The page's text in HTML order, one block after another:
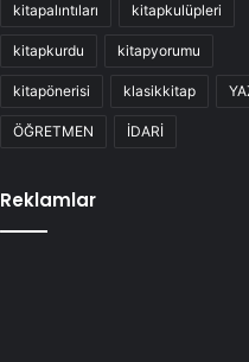
kitapalıntıları kitapkulüpleri
kitapkurdu kitapyorumu
kitapönerisi klasikkitap
ÖĞRETMEN İDARİ
Reklamlar